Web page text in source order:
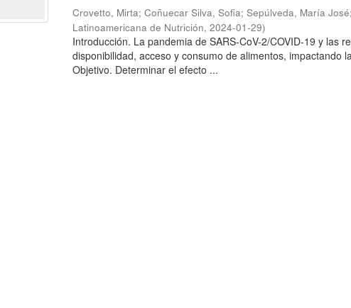
Crovetto, Mirta;Coñuecar Silva, Sofia;Sepúlveda, María José
Latinoamericana de Nutrición,2024-01-29)
Introducción. La pandemia de SARS-CoV-2/COVID-19 y las
disponibilidad, acceso y consumo de alimentos, impactando
Objetivo. Determinar el efecto ...